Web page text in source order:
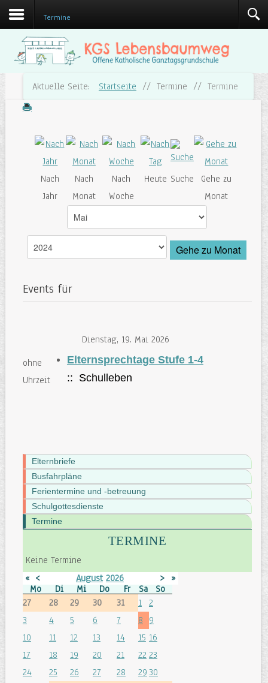
Termine
Aktuelle Seite: Startseite // Termine // Termine
Nach
Jahr
Nach
Monat
Nach
Woche
Heute Suche
Gehe zu
Monat
Gehe zu Monat
Events für
Dienstag, 19. Mai 2026
ohne
Uhrzeit
Elternsprechtage Stufe 1-4
:: Schulleben
Elternbriefe
Busfahrpläne
Ferientermine und -betreuung
Schulgottesdienste
Termine
TERMINE
Keine Termine
« < August 2026 > »
Mo
Di Mi Do Fr Sa
So
27
28 29 30 31 1
2
3
4 5 6 7 8 9
10
11 12 13 14 15 16
17
18 19 20 21 22 23
24
25 26 27 28 29 30